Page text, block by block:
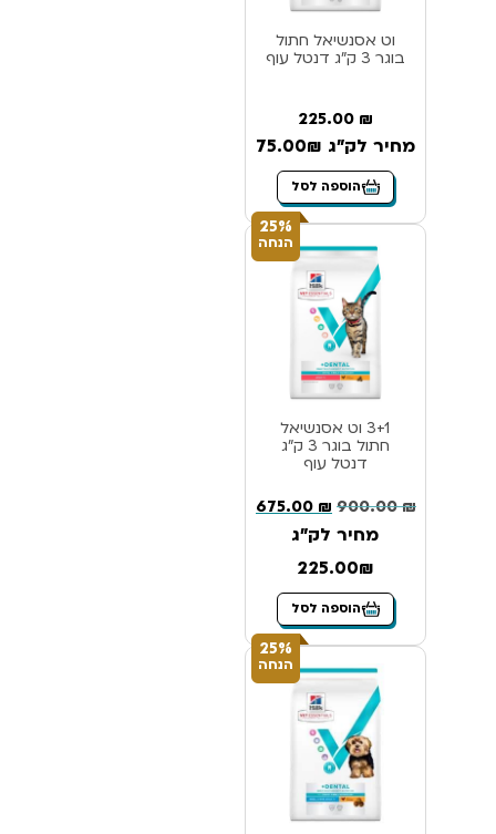
וט אסנשיאל חתול
בוגר 3 ק”ג דנטל עוף
225.00 ₪
מחיר לק"ג 75.00₪
הוספה לסל
25%
הנחה
3+1 וט אסנשיאל
חתול בוגר 3 ק”ג
דנטל עוף
900.00₪
675.00 ₪
מחיר לק"ג
225.00₪
הוספה לסל
25%
הנחה